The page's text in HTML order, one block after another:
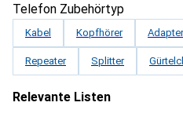
Telefon Zubehörtyp
Kabel Kopfhörer Adapter
Repeater Splitter
Relevante Listen